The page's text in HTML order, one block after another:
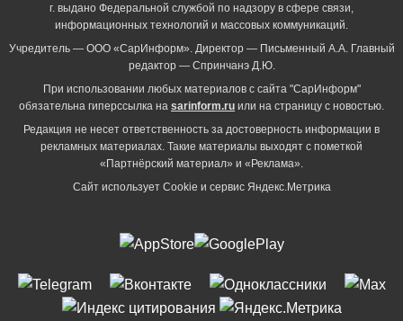
г. выдано Федеральной службой по надзору в сфере связи,
информационных технологий и массовых коммуникаций.
Учредитель — ООО «СарИнформ». Директор — Письменный А.А. Главный
редактор — Спринчанэ Д.Ю.
При использовании любых материалов с сайта "СарИнформ"
обязательна гиперссылка на sarinform.ru или на страницу с новостью.
Редакция не несет ответственность за достоверность информации в
рекламных материалах. Такие материалы выходят с пометкой
«Партнёрский материал» и «Реклама».
Сайт использует Cookie и сервиc Яндекс.Метрика